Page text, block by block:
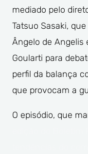
mediado pelo
Tatsuo Sasaki,
Ângelo de
Goularti para
perfil da balança
que provocam a
O episódio, que